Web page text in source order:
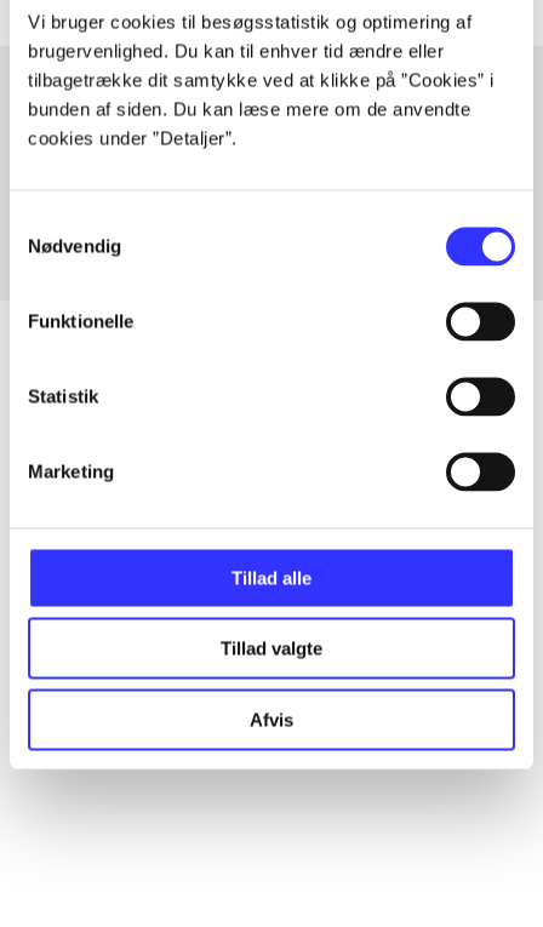
Vi bruger cookies til besøgsstatistik og optimering af
brugervenlighed. Du kan til enhver tid ændre eller
tilbagetrække dit samtykke ved at klikke på ”Cookies” i
bunden af siden. Du kan læse mere om de anvendte
cookies under ”Detaljer”.
Nødvendig
Funktionelle
Statistik
Marketing
Tillad alle
Tillad valgte
Afvis
Artikler med samme emner
...
...